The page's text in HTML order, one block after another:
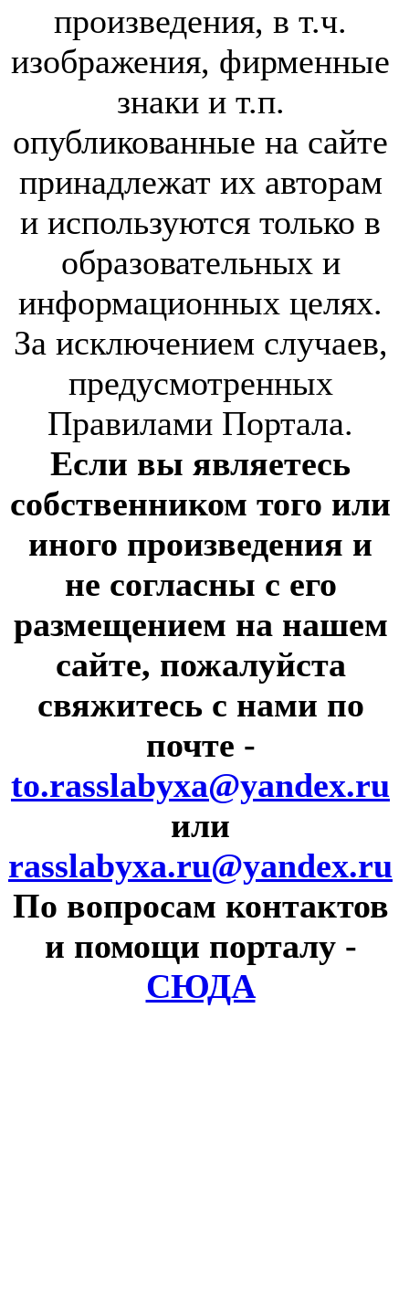
произведения, в т.ч.
изображения, фирменные
знаки и т.п.
опубликованные на сайте
принадлежат их авторам
и используются только в
образовательных и
информационных целях.
За исключением случаев,
предусмотренных
Правилами Портала.
Если вы являетесь
собственником того или
иного произведения и
не согласны с его
размещением на нашем
сайте, пожалуйста
свяжитесь с нами по
почте -
to.rasslabyxa@yandex.ru
или
rasslabyxa.ru@yandex.ru
По вопросам контактов
и помощи порталу -
СЮДА